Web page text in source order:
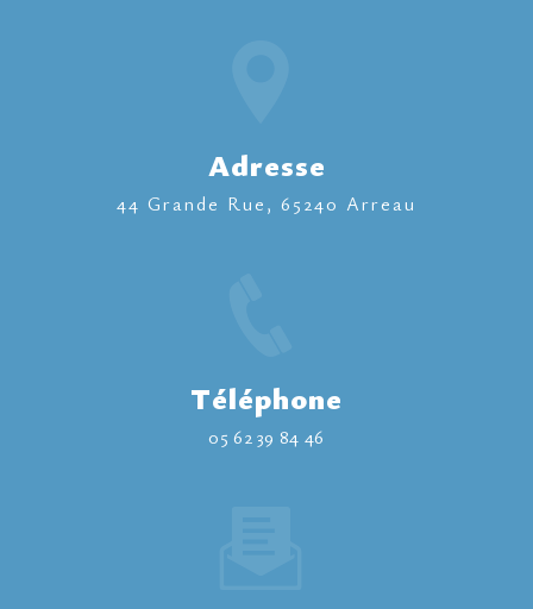
Adresse
44 Grande Rue, 65240 Arreau
Téléphone
05 62 39 84 46